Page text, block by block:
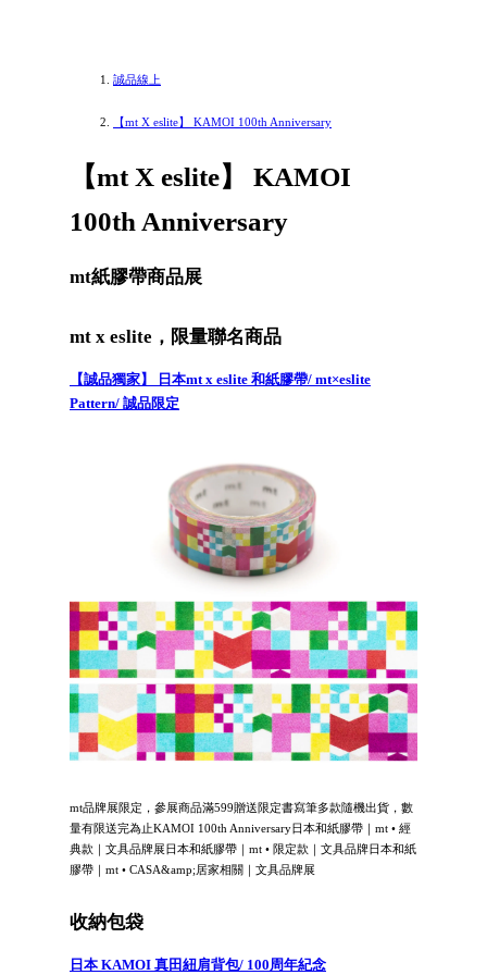
誠品線上
【mt X eslite】 KAMOI 100th Anniversary
【mt X eslite】 KAMOI
100th Anniversary
mt紙膠帶商品展
mt x eslite，限量聯名商品
【誠品獨家】 日本mt x eslite 和紙膠帶/ mt×eslite
Pattern/ 誠品限定
mt品牌展限定，參展商品滿599贈送限定書寫筆多款隨機出貨，數
量有限送完為止KAMOI 100th Anniversary日本和紙膠帶｜mt • 經
典款｜文具品牌展日本和紙膠帶｜mt • 限定款｜文具品牌日本和紙
膠帶｜mt • CASA&amp;居家相關｜文具品牌展
收納包袋
日本 KAMOI 真田紐肩背包/ 100周年紀念